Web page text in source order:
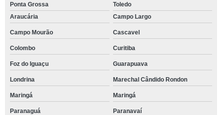
Ponta Grossa
Toledo
Araucária
Campo Largo
Campo Mourão Cascavel
Colombo Curitiba
Foz do Iguaçu Guarapuava
Londrina Marechal Cândido Rondon
Maringá Maringá
Paranaguá Paranavaí